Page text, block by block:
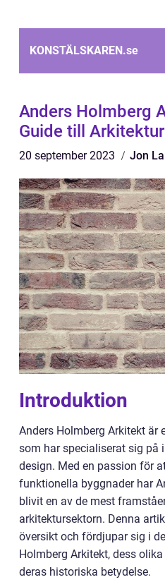
KONSTÄLSKAREN.se
Anders Holmberg
Guide till
20 september 2023 Jon
Introduktion
Anders Holmberg Arkitekt är
som har specialiserat sig på
design. Med en passion för
funktionella byggnader har
blivit en av de mest
arkitektursektorn. Denna
översikt och fördjupar sig i
Holmberg Arkitekt, dess
deras historiska betydelse.